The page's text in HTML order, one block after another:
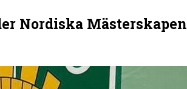
Nordiska Mästerskapen